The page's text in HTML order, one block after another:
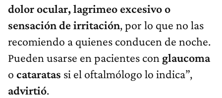
dolor ocular, lagrimeo excesivo o
sensación de irritación, por lo que no las
recomiendo a quienes conducen de noche.
Pueden usarse en pacientes con glaucoma
o cataratas si el oftalmólogo lo indica”,
advirtió.